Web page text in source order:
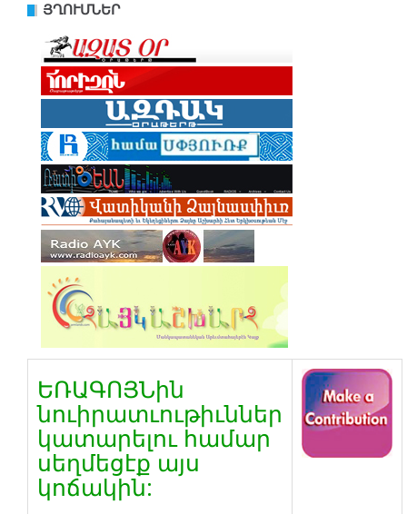
ՅՂՈՒՄՆԵՐ
ԵՌԱԳՈՅՆին
նուիրատւութիւններ
կատարելու համար
սեղմեցէք այս
կոճակին: